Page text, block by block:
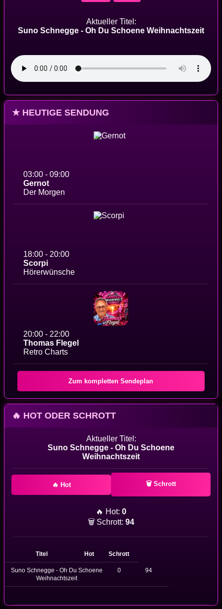
Aktueller Titel:
Suno Schnegge - Oh Du Schoene Weihnachtszeit
★ HEUTIGE SENDUNG
03:00 - 09:00
Gernot
Der Morgen
18:00 - 20:00
Scorpi
Hörerwünsche
20:00 - 22:00
Thomas Flegel
Retro Charts
Zum kompletten Sendeplan
🔥 HOT ODER SCHROTT
Aktueller Titel:
Suno Schnegge - Oh Du Schoene
Weihnachtszeit
🔥 Hot 🗑 Schrott
🔥 Hot: 0
🗑 Schrott: 94
Titel Hot Schrott
Suno Schnegge - Oh Du Schoene
Weihnachtszeit
0 94